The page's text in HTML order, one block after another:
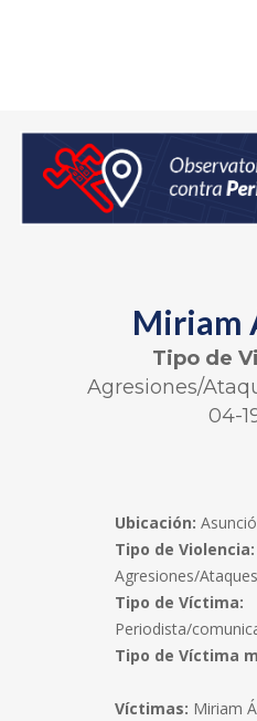
Miriam
Tipo de
Agresiones/
04-
Ubicación:
Tipo de Violencia:
Agresiones/Ataques
Tipo de Víctima:
Periodista/
Tipo de Víctima
Víctimas: Miriam